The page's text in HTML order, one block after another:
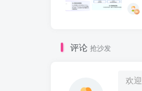
评论 抢沙发